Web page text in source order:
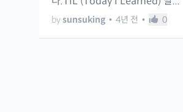
by sunsuking • 4년 전 • 0